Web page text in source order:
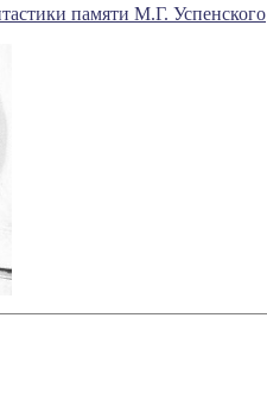
памяти М.Г. Успенского